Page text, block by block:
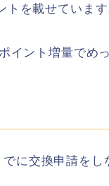
トを載せています
イント増量でめ
でに交換申請をし